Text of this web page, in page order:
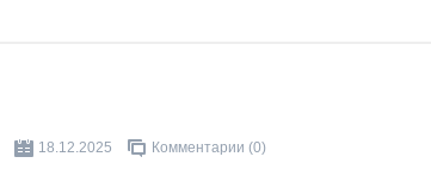
18.12.2025 Комментарии (0)